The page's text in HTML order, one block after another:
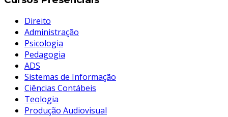
Direito
Administração
Psicologia
Pedagogia
ADS
Sistemas de Informação
Ciências Contábeis
Teologia
Produção Audiovisual